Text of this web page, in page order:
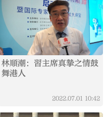
林順潮：習主席真摯之情鼓
舞港人
2022.07.01 10:42